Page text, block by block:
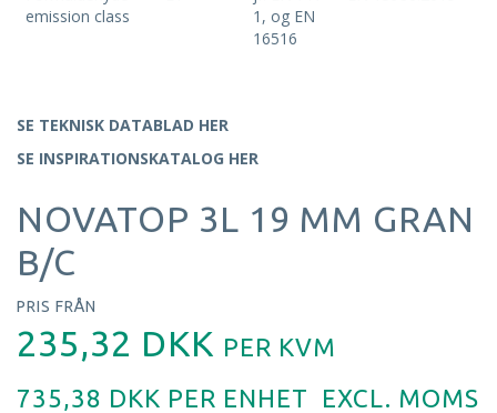
emission class
1, og EN
16516
SE TEKNISK DATABLAD HER
SE INSPIRATIONSKATALOG HER
NOVATOP 3L 19 MM GRAN
B/C
PRIS FRÅN
235,32 DKK PER KVM
735,38 DKK PER ENHET EXCL. MOMS